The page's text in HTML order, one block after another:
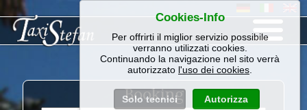
Booking
Cookies-Info
Per offrirti il miglior servizio possibile
verranno utilizzati cookies.
Continuando la navigazione nel sito verrà
autorizzato l'uso dei cookies
Solo tecnici Autorizza